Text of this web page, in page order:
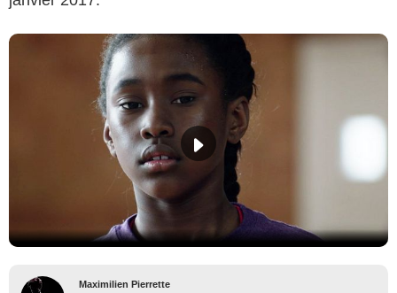
Maximilien Pierrette